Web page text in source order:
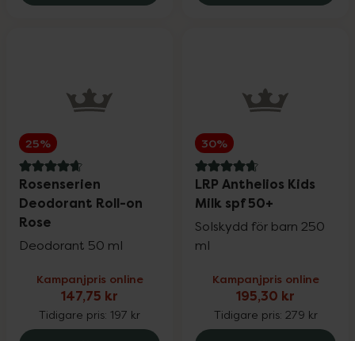
25%
4.8 av 5 i omdöme
Rosenserien
Deodorant Roll-on
Rose
Deodorant 50 ml
Kampanjpris online
147,75 kr
Tidigare pris: 197 kr
30%
4.7 av 5 i omdöme
LRP Anthelios Kids
Milk spf 50+
Solskydd för barn 250
ml
Kampanjpris online
195,30 kr
Tidigare pris: 279 kr